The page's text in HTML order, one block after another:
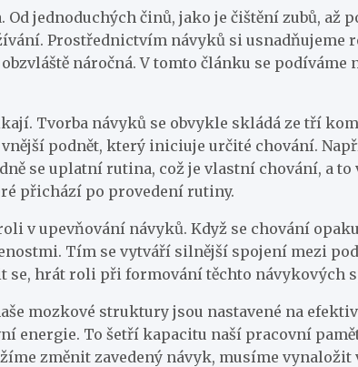
jednoduchých činů, jako je čištění zubů,
Prostřednictvím návyků si usnadňujeme
náročná. V tomto článku se
Tvorba návyků se obvykle skládá ze tří
podnět, který iniciuje určité chování.
se uplatní rutina, což je vlastní chování, a
přichází po provedení rutiny.
v upevňování návyků. Když se chování
Tím se vytváří silnější spojení mezi
se, hrát roli při formování těchto návykových
mozkové struktury jsou nastavené na
energie. To šetří kapacitu naší pracovní
změnit zavedený návyk, musíme